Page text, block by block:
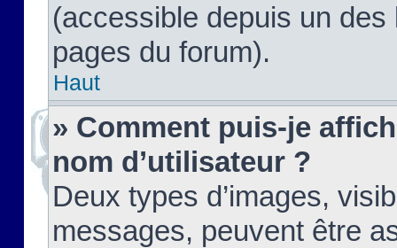
(accessible depuis un
pages du forum).
Haut
» Comment puis-je
nom d’utilisateur ?
Deux types d’images,
messages, peuvent être